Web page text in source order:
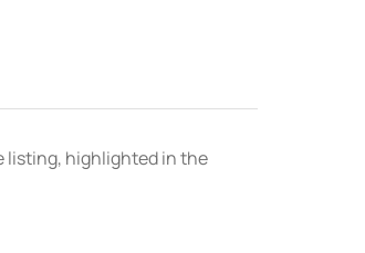
listing, highlighted in the